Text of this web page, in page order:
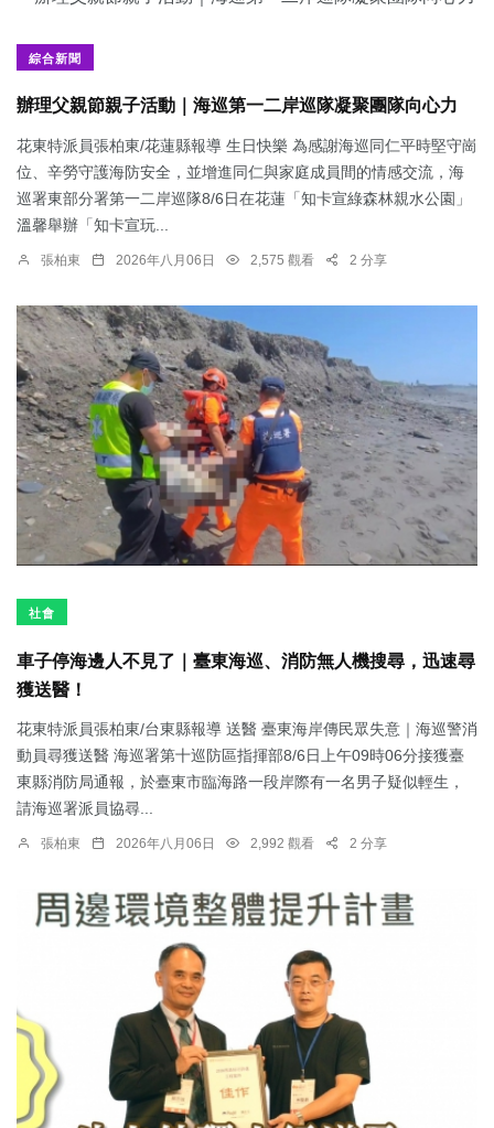
綜合新聞
辦理父親節親子活動｜海巡第一二岸巡隊凝聚團隊向心力
花東特派員張柏東/花蓮縣報導 生日快樂 為感謝海巡同仁平時堅守崗
位、辛勞守護海防安全，並增進同仁與家庭成員間的情感交流，海
巡署東部分署第一二岸巡隊8/6日在花蓮「知卡宣綠森林親水公園」
溫馨舉辦「知卡宣玩...
張柏東 2026年八月06日 2,575 觀看 2 分享
社會
車子停海邊人不見了｜臺東海巡、消防無人機搜尋，迅速尋
獲送醫！
花東特派員張柏東/台東縣報導 送醫 臺東海岸傳民眾失意｜海巡警消
動員尋獲送醫 海巡署第十巡防區指揮部8/6日上午09時06分接獲臺
東縣消防局通報，於臺東市臨海路一段岸際有一名男子疑似輕生，
請海巡署派員協尋...
張柏東 2026年八月06日 2,992 觀看 2 分享